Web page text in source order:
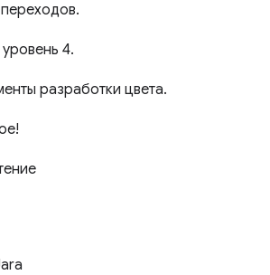
4.
разработки цвета.